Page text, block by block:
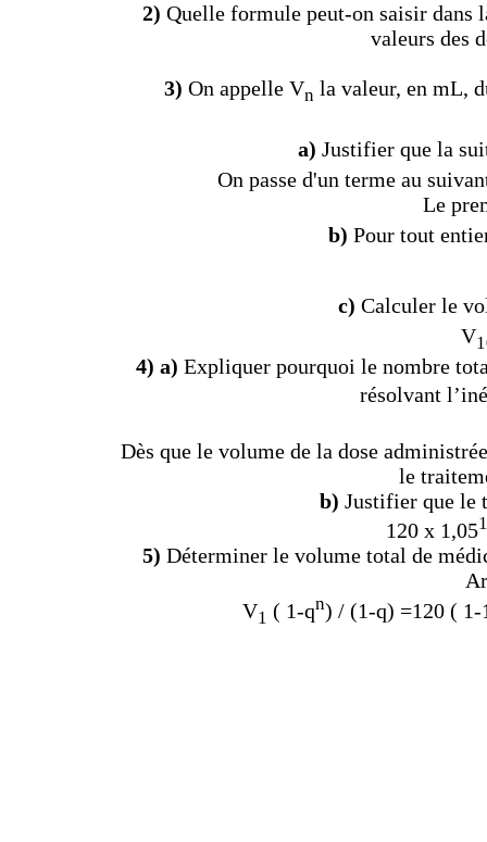
2) Quelle formule peut-on saisir dans
valeurs des
3) On appelle Vn la valeur, en mL,
a) Justifier que la
On passe d'un terme au
Le
b) Pour tout
c) Calculer le
V
4) a) Expliquer pourquoi le nombre
résolvant
Dès que le volume de la dose
le
b) Justifier que le
120 x 1,05
5) Déterminer le volume total de
V1 ( 1-qn) / (1-q) =120 ( 1-